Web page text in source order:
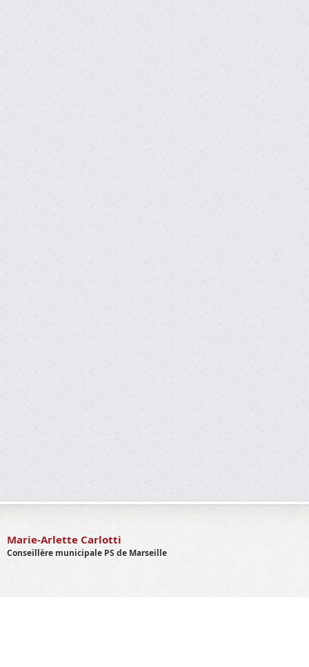
Marie-Arlette Carlotti
Conseillère municipale PS de Marseille